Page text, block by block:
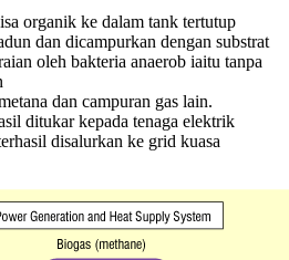
organik ke dalam tank tertutup
dan dicampurkan dengan substrat
oleh bakteria anaerob iaitu tanpa
dan campuran gas lain.
ditukar kepada tenaga elektrik
disalurkan ke grid kuasa